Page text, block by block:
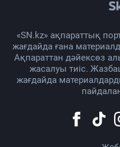
«SN.kz» ақпараттық
жағдайда ғана
Ақпараттан дәйексөз
жасалуы тиіс.
жағдайда